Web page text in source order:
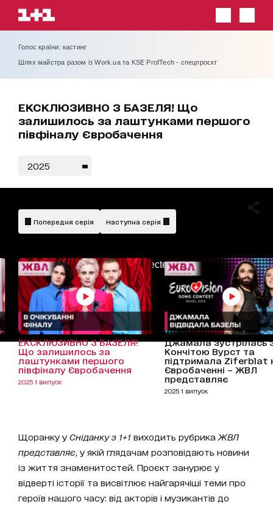
Голос країни: кастинг
Шлях майстра разом із Work.ua та KSE ProfTech - спецпроєкт
ЕКСКЛЮЗИВНО З БАЗЕЛЯ! Що
залишилось за лаштунками першого
півфіналу Євробачення
2025
AdBlockDetected!
Попередня серія Наступна серія
ЕКСКЛЮЗИВНО З БАЗЕЛЯ!
Що залишилось за
лаштунками першого
півфіналу Євробачення
2025 1 випуск
Джамала зустрілась
Кончітою Вурст та
підтримала Ziferblat
Євробаченні – ЖВЛ
представляє
2025 1 випуск
Щоранку у Сніданку з 1+1 виходить рубрика ЖВЛ
представляє , у якій глядачам розповідають новини
із життя знаменитостей. Проєкт занурює у
відверті історії та висвітлює найгарячіші теми про
героїв нашого часу: від акторів і музикантів до